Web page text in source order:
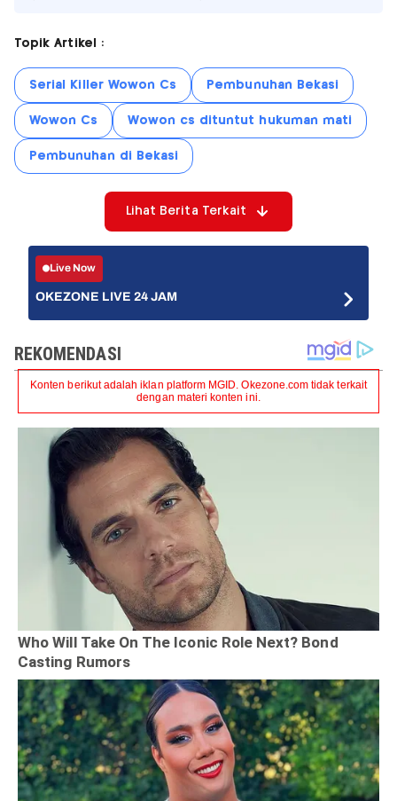
Topik Artikel :
Serial Killer Wowon Cs Pembunuhan Bekasi
Wowon Cs Wowon cs dituntut hukuman mati
Pembunuhan di Bekasi
Lihat Berita Terkait
Live Now
OKEZONE LIVE 24 JAM